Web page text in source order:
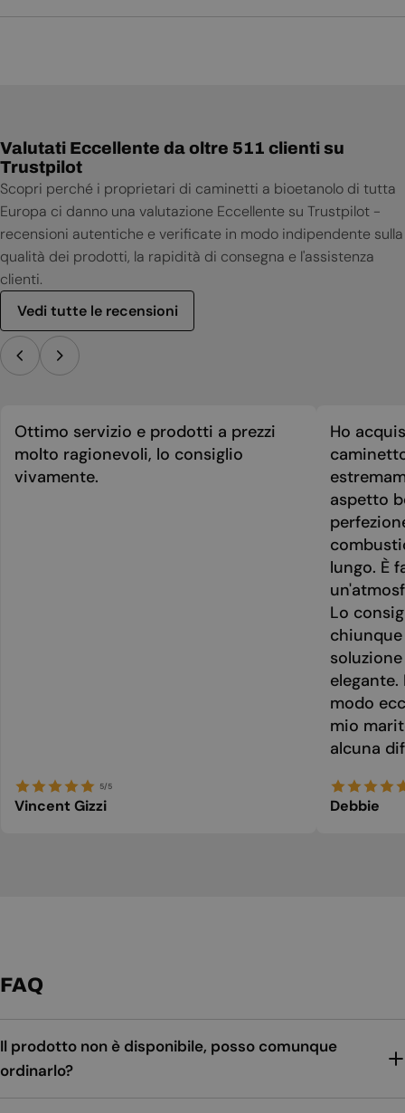
Valutati Eccellente da oltre 511 clienti su
Trustpilot
Scopri perché i proprietari di caminetti a bioetanolo di tutta
Europa ci danno una valutazione Eccellente su Trustpilot -
recensioni autentiche e verificate in modo indipendente sulla
qualità dei prodotti, la rapidità di consegna e l'assistenza
clienti.
Vedi tutte le recensioni
Ottimo servizio e prodotti a prezzi
molto ragionevoli, lo consiglio
vivamente.
5/5
Vincent Gizzi
Ho
aspetto
lungo. È
Lo
modo
mio
alcuna
Debbie
FAQ
Il prodotto non è disponibile, posso comunque
ordinarlo?